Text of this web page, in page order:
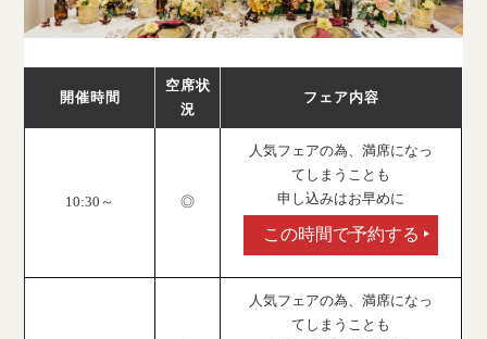
開催時間
空席状
況
フェア内容
10:30～ ◎
人気フェアの為、満席になっ
てしまうことも
申し込みはお早めに
この時間で予約する
人気フェアの為、満席になっ
てしまうことも